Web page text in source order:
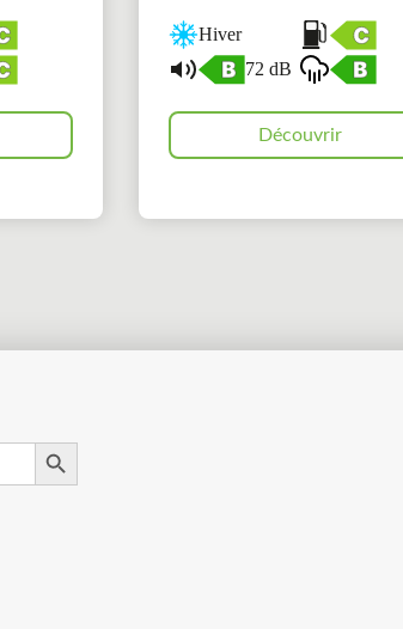
Hiver
72 dB
Découvrir
Search Button